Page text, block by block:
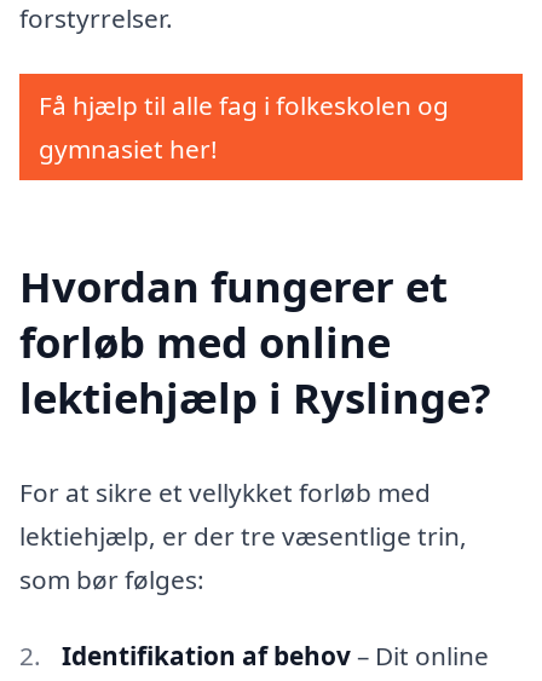
forstyrrelser.
Få hjælp til alle fag i folkeskolen og
gymnasiet her!
Hvordan fungerer et
forløb med online
lektiehjælp i Ryslinge?
For at sikre et vellykket forløb med
lektiehjælp, er der tre væsentlige trin,
som bør følges:
Identifikation af behov– Dit online